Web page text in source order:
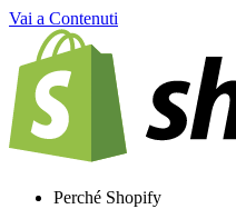
Vai a Contenuti
Perché Shopify